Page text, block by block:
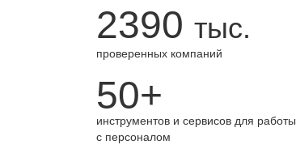
2390 тыс.
проверенных компаний
50+
инструментов и сервисов для работы
с персоналом